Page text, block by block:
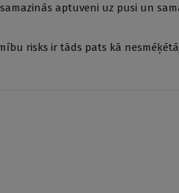
aptuveni uz pusi un
risks ir tāds pats kā